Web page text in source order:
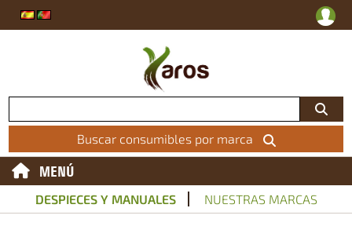
Buscar consumibles por marca
MENÚ
DESPIECES Y MANUALES NUESTRAS MARCAS